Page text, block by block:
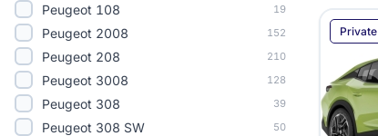
Peugeot 108 19
Peugeot 2008 152
Peugeot 208 210
Peugeot 3008 128
Peugeot 308 39
Peugeot 308 SW 50